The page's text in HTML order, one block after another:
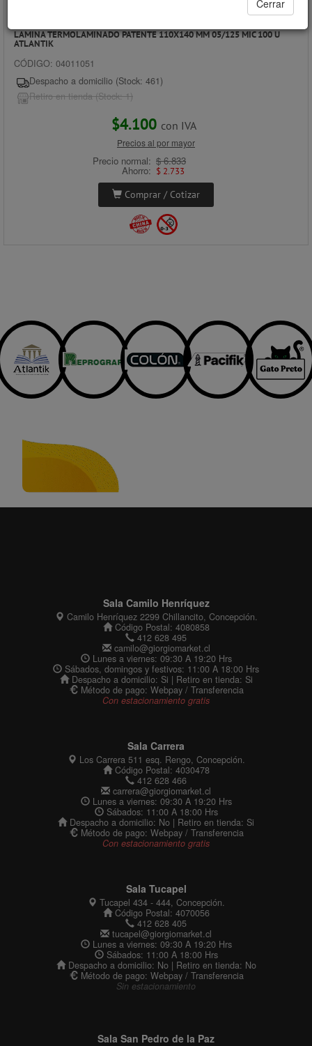
Cerrar
LAMINA TERMOLAMINADO PATENTE 110X140 MM 05/125 MIC 100 U
ATLANTIK
CÓDIGO: 04011051
Despacho a domicilio (Stock: 461)
Retiro en tienda (Stock: 1)
$4.100 con IVA
Precios al por mayor
Precio normal: $ 6.833
Ahorro: $ 2.733
Comprar / Cotizar
Sala Camilo Henríquez
Camilo Henríquez 2299 Chillancito, Concepción.
Código Postal: 4080858
412 628 495
camilo@giorgiomarket.cl
Lunes a viernes: 09:30 A 19:20 Hrs
Sábados, domingos y festivos: 11:00 A 18:00 Hrs
Despacho a domicilio: Si | Retiro en tienda: Si
Método de pago: Webpay / Transferencia
Con estacionamiento gratis
Sala Carrera
Los Carrera 511 esq. Rengo, Concepción.
Código Postal: 4030478
412 628 466
carrera@giorgiomarket.cl
Lunes a viernes: 09:30 A 19:20 Hrs
Sábados: 11:00 A 18:00 Hrs
Despacho a domicilio: No | Retiro en tienda: Si
Método de pago: Webpay / Transferencia
Con estacionamiento gratis
Sala Tucapel
Tucapel 434 - 444, Concepción.
Código Postal: 4070056
412 628 405
tucapel@giorgiomarket.cl
Lunes a viernes: 09:30 A 19:20 Hrs
Sábados: 11:00 A 18:00 Hrs
Despacho a domicilio: No | Retiro en tienda: No
Método de pago: Webpay / Transferencia
Sin estacionamiento
Sala San Pedro de la Paz